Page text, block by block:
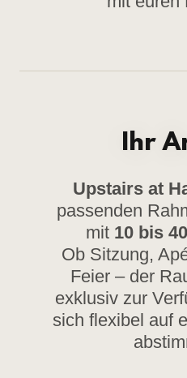
Ihr
Upstairs at
passenden
mit 10 bis
Ob Sitzung,
Feier – der
exklusiv zur
sich flexibel auf